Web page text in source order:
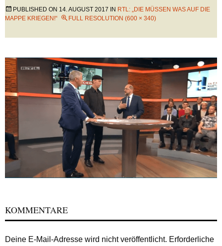
PUBLISHED ON 14. AUGUST 2017 IN RTL: „DIE MÜSSEN WAS AUF DIE
MAPPE KRIEGEN!“
FULL RESOLUTION (600 × 340)
KOMMENTARE
Deine E-Mail-Adresse wird nicht veröffentlicht. Erforderliche